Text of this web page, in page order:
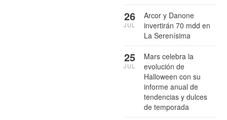
Arcor y Danone
invertirán 70 mdd en
La Serenísima
26
JUL
Mars celebra la
evolución de
Halloween con su
informe anual de
tendencias y dulces
de temporada
25
JUL